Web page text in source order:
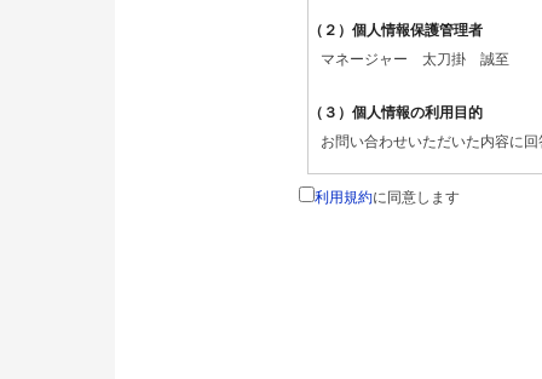
（２）個人情報保護管理者
マネージャー 太刀掛 誠至
（３）個人情報の利用目的
お問い合わせいただいた内容に
（４）個人情報の第三者提供につ
利用規約に同意します